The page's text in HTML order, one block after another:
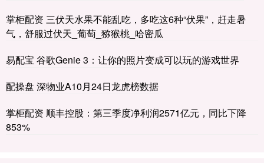
掌柜配资 三伏天水果不能乱吃，多吃这6种“伏果”，赶走暑
气，舒服过伏天_葡萄_猕猴桃_哈密瓜
易配宝 谷歌Genie 3：让你的照片变成可以玩的游戏世界
配操盘 深物业A10月24日龙虎榜数据
掌柜配资 顺丰控股：第三季度净利润2571亿元，同比下降
853%